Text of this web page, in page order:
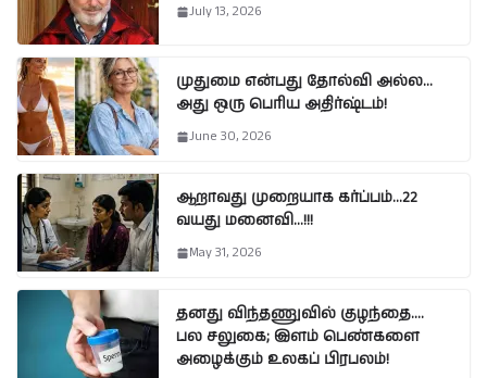
July 13, 2026
முதுமை என்பது தோல்வி அல்ல…
அது ஒரு பெரிய அதிர்ஷ்டம்!
June 30, 2026
ஆறாவது முறையாக கர்ப்பம்…22
வயது மனைவி…!!!
May 31, 2026
தனது விந்தணுவில் குழந்தை….
பல சலுகை; இளம் பெண்களை
அழைக்கும் உலகப் பிரபலம்!